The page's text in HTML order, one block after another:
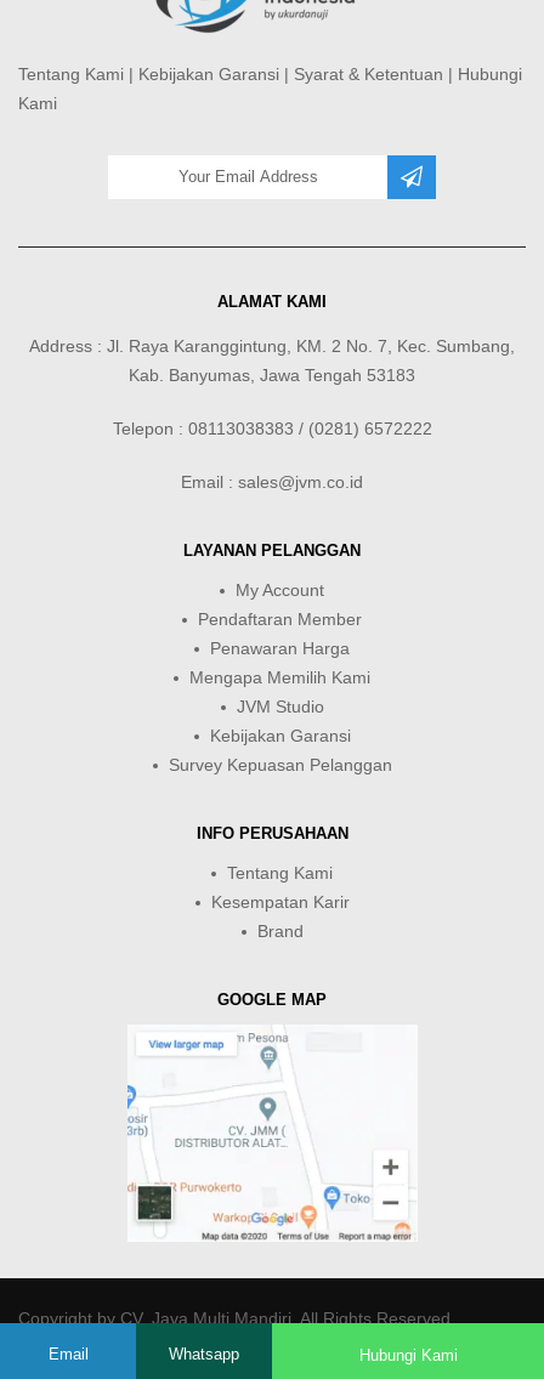
Tentang Kami | Kebijakan Garansi | Syarat & Ketentuan | Hubungi
Kami
ALAMAT KAMI
Address : Jl. Raya Karanggintung, KM. 2 No. 7, Kec. Sumbang,
Kab. Banyumas, Jawa Tengah 53183
Telepon : 08113038383 / (0281) 6572222
Email : sales@jvm.co.id
LAYANAN PELANGGAN
My Account
Pendaftaran Member
Penawaran Harga
Mengapa Memilih Kami
JVM Studio
Kebijakan Garansi
Survey Kepuasan Pelanggan
INFO PERUSAHAAN
Tentang Kami
Kesempatan Karir
Brand
GOOGLE MAP
Copyright by CV. Java Multi Mandiri . All Rights Reserved.
Email Whatsapp Hubungi Kami